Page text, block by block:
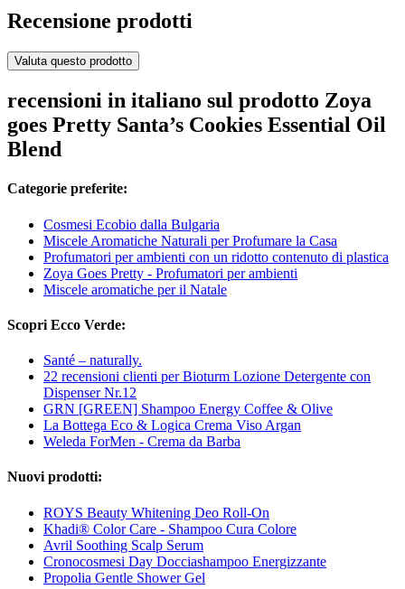
Recensione prodotti
Valuta questo prodotto
recensioni in italiano sul prodotto Zoya
goes Pretty Santa’s Cookies Essential Oil
Blend
Categorie preferite:
Cosmesi Ecobio dalla Bulgaria
Miscele Aromatiche Naturali per Profumare la Casa
Profumatori per ambienti con un ridotto contenuto di plastica
Zoya Goes Pretty - Profumatori per ambienti
Miscele aromatiche per il Natale
Scopri Ecco Verde:
Santé – naturally.
22 recensioni clienti per Bioturm Lozione Detergente con
Dispenser Nr.12
GRN [GREEN] Shampoo Energy Coffee & Olive
La Bottega Eco & Logica Crema Viso Argan
Weleda ForMen - Crema da Barba
Nuovi prodotti:
ROYS Beauty Whitening Deo Roll-On
Khadi® Color Care - Shampoo Cura Colore
Avril Soothing Scalp Serum
Cronocosmesi Day Docciashampoo Energizzante
Propolia Gentle Shower Gel